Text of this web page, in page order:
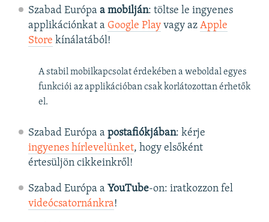
Szabad Európa a mobilján: töltse le ingyenes
applikációnkat a Google Playvagy az Apple
Store kínálatából!
A stabil mobilkapcsolat érdekében a weboldal egyes
funkciói az applikációban csak korlátozottan érhetők
el.
Szabad Európa a postafiókjában: kérje
ingyenes hírlevelünket, hogy elsőként
értesüljön cikkeinkről!
Szabad Európa a YouTube-on: iratkozzon fel
videócsatornánkra!